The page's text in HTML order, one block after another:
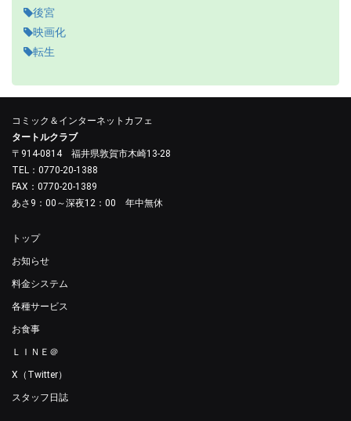
後宮
映画化
転生
コミック＆インターネットカフェ
タートルクラブ
〒914-0814 福井県敦賀市木崎13-28
TEL：0770-20-1388
FAX：0770-20-1389
あさ9：00～深夜12：00 年中無休
トップ
お知らせ
料金システム
各種サービス
お食事
ＬＩＮＥ＠
X（Twitter）
スタッフ日誌